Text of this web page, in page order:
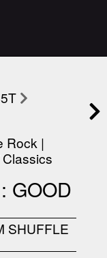
GOOD
SHUFFLE